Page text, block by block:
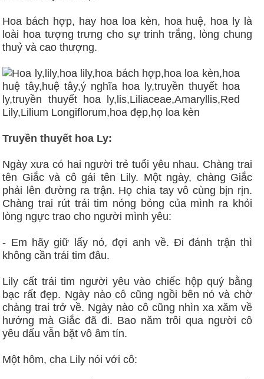
Hoa bách hợp, hay hoa loa kèn, hoa huệ, hoa ly là
loài hoa tượng trưng cho sự trinh trắng, lòng chung
thuỷ và cao thượng.
Truyền thuyết hoa Ly:
Ngày xưa có hai người trẻ tuổi yêu nhau. Chàng trai
tên Giắc và cô gái tên Lily. Một ngày, chàng Giắc
phải lên đường ra trận. Họ chia tay vô cùng bịn rịn.
Chàng trai rút trái tim nóng bỏng của mình ra khỏi
lòng ngực trao cho người mình yêu:
- Em hãy giữ lấy nó, đợi anh về. Đi đánh trận thì
không cần trái tim đâu.
Lily cất trái tim người yêu vào chiếc hộp quý bằng
bạc rất đẹp. Ngày nào cô cũng ngồi bên nó và chờ
chàng trai trở về. Ngày nào cô cũng nhìn xa xăm về
hướng mà Giắc đã đi. Bao năm trôi qua người cô
yêu dấu vẫn bặt vô âm tín.
Một hôm, cha Lily nói với cô: